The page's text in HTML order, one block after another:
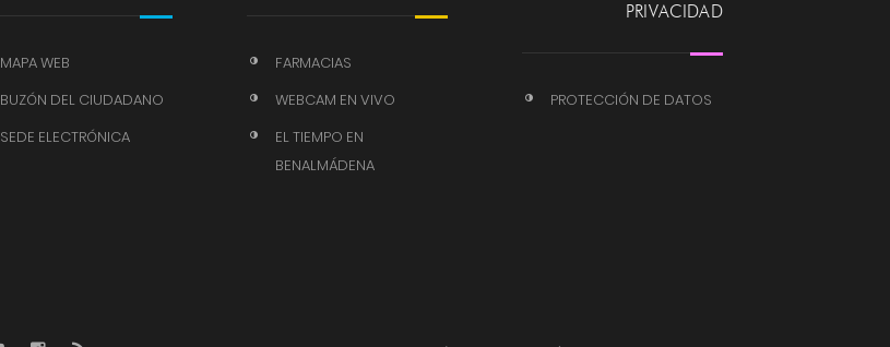
MAPA WEB
BUZÓN DEL CIUDADANO
SEDE ELECTRÓNICA
FARMACIAS
WEBCAM EN VIVO
EL TIEMPO EN
BENALMÁDENA
PRIVACIDAD
PROTECCIÓN DE DATOS